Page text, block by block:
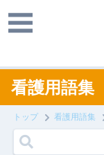
看護用語集
トップ 看護用語集